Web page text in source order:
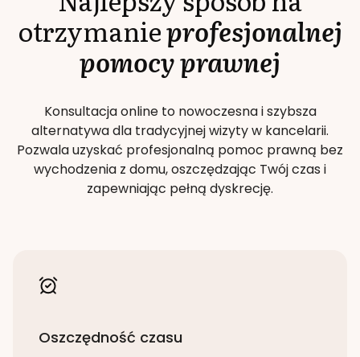
otrzymanieprofesjonalnej
pomocy prawnej
Konsultacja online to nowoczesna i szybsza
alternatywa dla tradycyjnej wizyty w kancelarii.
Pozwala uzyskać profesjonalną pomoc prawną bez
wychodzenia z domu, oszczędzając Twój czas i
zapewniając pełną dyskrecję.
Oszczędność czasu